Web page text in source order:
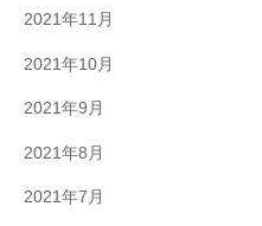
2021年11月
2021年10月
2021年9月
2021年8月
2021年7月